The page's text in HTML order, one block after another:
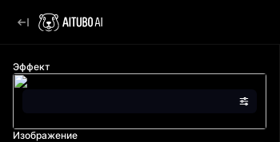
Эффект
Изображение